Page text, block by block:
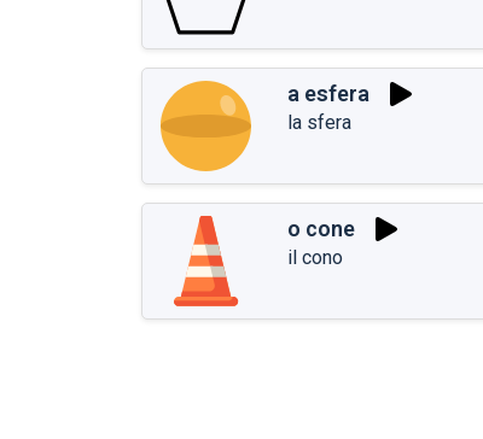
a esfera
la sfera
o cone
il cono